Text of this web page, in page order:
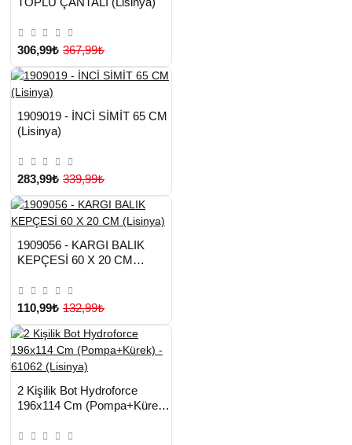
306,99₺ 367,99₺
TESLİMAT
1909019 - İNCİ SİMİT 65 CM
(Lisinya)
283,99₺ 339,99₺
TESLİMAT
Çok Satılan Ürün
1909056 - KARGI BALIK
KEPÇESİ 60 X 20 CM
110,99₺ 132,99₺
TESLİMAT
2 Kişilik Bot Hydroforce
196x114 Cm (Pompa+Kürek)